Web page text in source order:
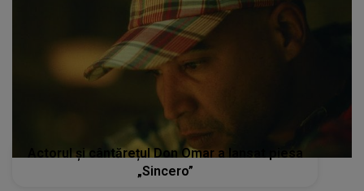
Actorul și cântărețul Don Omar a lansat piesa
„Sincero”